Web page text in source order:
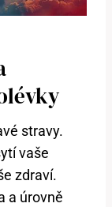
stravy.
vaše
zdraví.
a úrovně